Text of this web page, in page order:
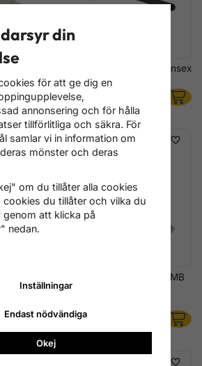
Ford
Visco-Nyckel, 8 & 10 mm insex
för MB
636 kr
Finns i lager
Visco-Nyckel, 36 mm, för MB
M111, M112, M113, M272,
436 kr
Finns i lager
din
för att ge dig en
annonsering och för hålla
tillförlitliga och säkra. För
samlar vi in information om
mönster och deras
om du tillåter alla cookies
cookies du tillåter och vilka du
genom att klicka på
nedan.
Inställningar
Endast nödvändiga
Okej